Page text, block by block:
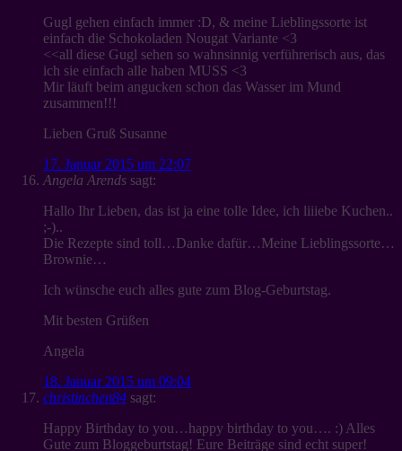
Gugl gehen einfach immer :D, & meine Lieblingssorte ist
einfach die Schokoladen Nougat Variante <3
<<all diese Gugl sehen so wahnsinnig verführerisch aus, das
ich sie einfach alle haben MUSS <3
Mir läuft beim angucken schon das Wasser im Mund
zusammen!!!
Lieben Gruß Susanne
17. Januar 2015 um 22:07
Angela Arends sagt:
Hallo Ihr Lieben, das ist ja eine tolle Idee, ich liiiebe Kuchen..
;-)..
Die Rezepte sind toll…Danke dafür…Meine Lieblingssorte…
Brownie…
Ich wünsche euch alles gute zum Blog-Geburtstag.
Mit besten Grüßen
Angela
18. Januar 2015 um 09:04
christinchen84 sagt:
Happy Birthday to you…happy birthday to you…. :) Alles
Gute zum Bloggeburtstag! Eure Beiträge sind echt super!